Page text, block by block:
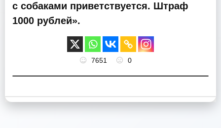
с собаками приветствуется. Штраф
1000 рублей».
7651 0